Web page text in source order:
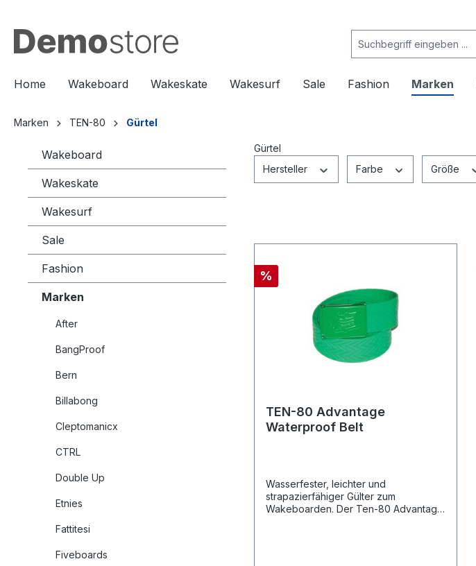
Home Wakeboard Wakeskate Wakesurf Sale Fashion Marken
Marken TEN-80 Gürtel
Wakeboard
Wakeskate
Wakesurf
Sale
Fashion
Marken
After
BangProof
Bern
Billabong
Cleptomanicx
CTRL
Double Up
Etnies
Fattitesi
Fiveboards
Gürtel
Hersteller
Farbe Größe
%
TEN-80 Advantage
Waterproof Belt
Wasserfester, leichter und
strapazierfähiger Gülter zum
Wakeboarden. Der Ten-80 Advantage